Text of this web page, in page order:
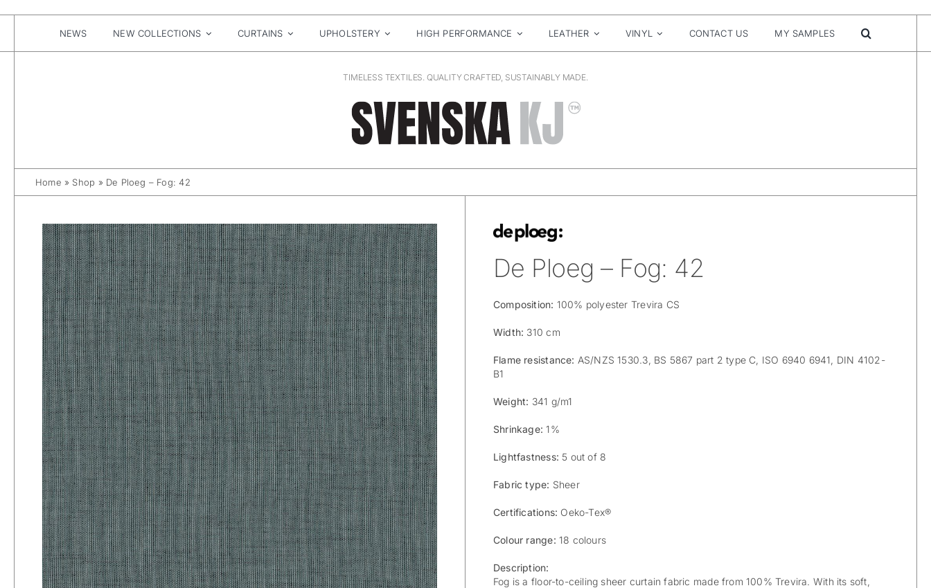
NEWS NEW COLLECTIONS CURTAINS UPHOLSTERY HIGH PERFORMANCE LEATHER VINYL CONTACT US MY SAMPLES
TIMELESS TEXTILES. QUALITY CRAFTED, SUSTAINABLY MADE.
Home » Shop » De Ploeg – Fog: 42
De Ploeg – Fog: 42
Composition: 100% polyester Trevira CS
Width: 310 cm
Flame resistance: AS/NZS 1530.3, BS 5867 part 2 type C, ISO 6940 6941, DIN 4102-
B1
Weight: 341 g/m1
Shrinkage: 1%
Lightfastness: 5 out of 8
Fabric type: Sheer
Certifications: Oeko-Tex®
Colour range: 18 colours
Description:
Fog is a floor-to-ceiling sheer curtain fabric made from 100% Trevira. With its soft,